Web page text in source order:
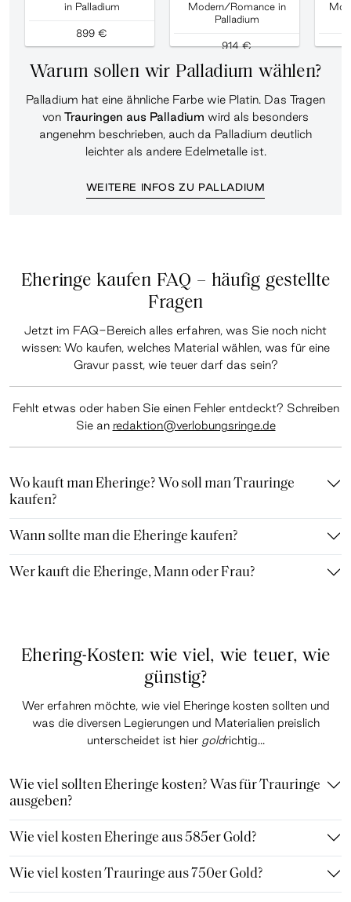
in Palladium
899 €
Modern/Romance in
Palladium
914 €
Warum sollen wir Palladium wählen?
Palladium hat eine ähnliche Farbe wie Platin. Das Tragen
von Trauringen aus Palladium wird als besonders
angenehm beschrieben, auch da Palladium deutlich
leichter als andere Edelmetalle ist.
WEITERE INFOS ZU PALLADIUM
Eheringe kaufen FAQ – häufig gestellte
Fragen
Jetzt im FAQ-Bereich alles erfahren, was Sie noch nicht
wissen: Wo kaufen, welches Material wählen, was für eine
Gravur passt, wie teuer darf das sein?
Fehlt etwas oder haben Sie einen Fehler entdeckt? Schreiben
Sie an redaktion@verlobungsringe.de
Wo kauft man Eheringe? Wo soll man Trauringe
kaufen?
Wann sollte man die Eheringe kaufen?
Wer kauft die Eheringe, Mann oder Frau?
Ehering-Kosten: wie viel, wie teuer, wie
günstig?
Wer erfahren möchte, wie viel Eheringe kosten sollten und
was die diversen Legierungen und Materialien preislich
unterscheidet ist hier goldrichtig...
Wie viel sollten Eheringe kosten? Was für Trauringe
ausgeben?
Wie viel kosten Eheringe aus 585er Gold?
Wie viel kosten Trauringe aus 750er Gold?